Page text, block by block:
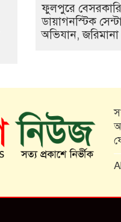
ফুলপুরে বেসরকারি
ডায়াগনস্টিক
অভিযান, জরিমানা